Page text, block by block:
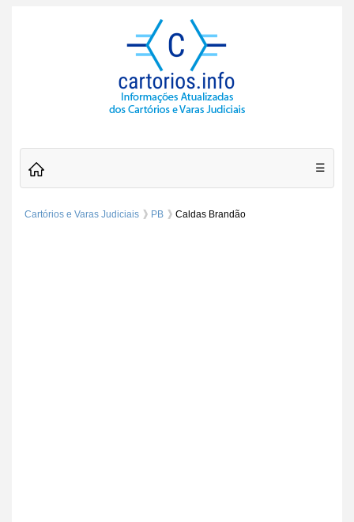
☰
Cartórios e Varas Judiciais PB Caldas Brandão